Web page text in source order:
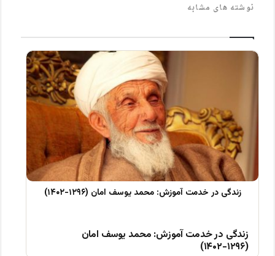
نوشته های مشابه
زندگی در خدمت آموزش: محمد یوسف امان
(۱۲۹۶-۱۴۰۲)